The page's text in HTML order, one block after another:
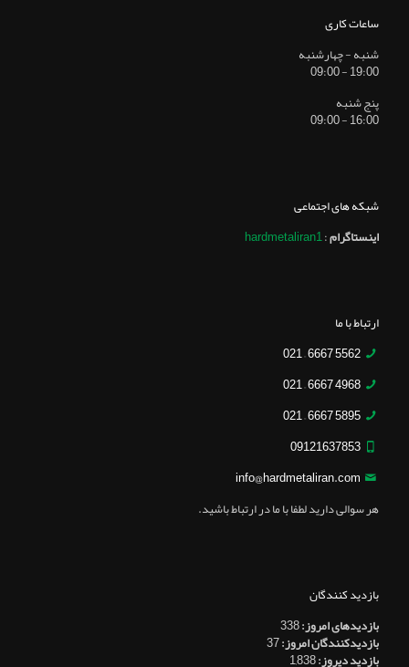
ساعات کاری
شنبه - چهارشنبه
19:00 - 09:00
پنج شنبه
16:00 - 09:00
شبکه های اجتماعی
اینستاگرام:
hardmetaliran1
ارتباط با ما
5562 6667 – 021
4968 6667 – 021
5895 6667 – 021
09121637853
info@hardmetaliran.com
هر سوالی دارید لطفا با ما در ارتباط باشید.
بازدید کنندگان
بازدیدهای امروز:338
بازدیدکنندگان امروز:37
بازدید دیروز:1,838